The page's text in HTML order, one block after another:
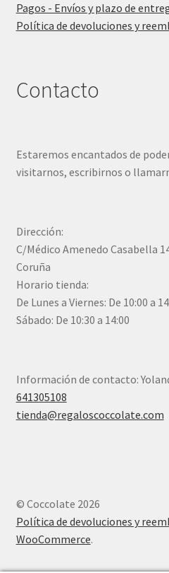
Pagos - Envíos y plazo de
Política de devoluciones y
Contacto
Estaremos encantados de
visitarnos, escribirnos o
Dirección:
C/Médico Amenedo Casabella
Coruña
Horario tienda:
De Lunes a Viernes: De 10:00 a
Sábado: De 10:30 a 14:00
Información de contacto:
641305108
tienda@regaloscoccolate.com
© Coccolate 2026
Política de devoluciones y
WooCommerce.